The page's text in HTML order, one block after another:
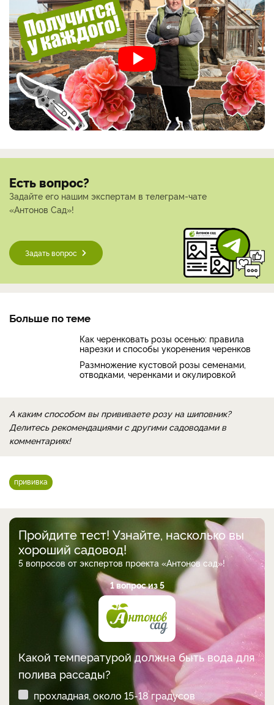
Есть вопрос?
Задайте его нашим экспертам в телеграм-чате
«Антонов Сад»!
Задать вопрос
Больше по теме
Как черенковать розы осенью: правила
нарезки и способы укоренения черенков
Размножение кустовой розы семенами,
отводками, черенками и окулировкой
А каким способом вы прививаете розу на шиповник?
Делитесь рекомендациями с другими садоводами в
комментариях!
прививка
Пройдите тест! Узнайте, насколько вы
хороший садовод!
5 вопросов от экспертов проекта «Антонов сад»!
1 вопрос из 5
Какой температурой должна быть вода для
полива рассады?
прохладная, около 15-18 градусов